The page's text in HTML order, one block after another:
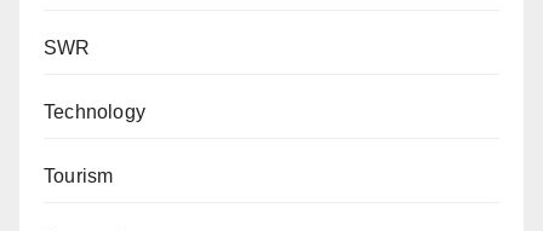
SWR
Technology
Tourism